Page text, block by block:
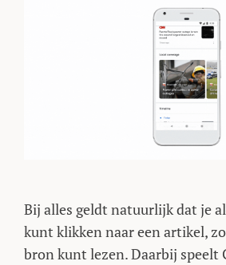
Bij alles geldt natuurlijk dat je
kunt klikken naar een artikel,
bron kunt lezen. Daarbij speelt